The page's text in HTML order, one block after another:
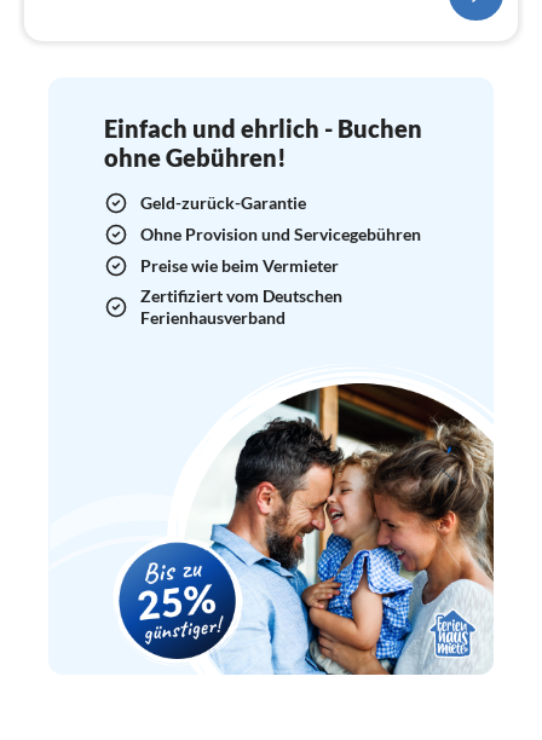
Einfach und ehrlich - Buchen
ohne Gebühren!
Geld-zurück-Garantie
Ohne Provision und Servicegebühren
Preise wie beim Vermieter
Zertifiziert vom Deutschen
Ferienhausverband